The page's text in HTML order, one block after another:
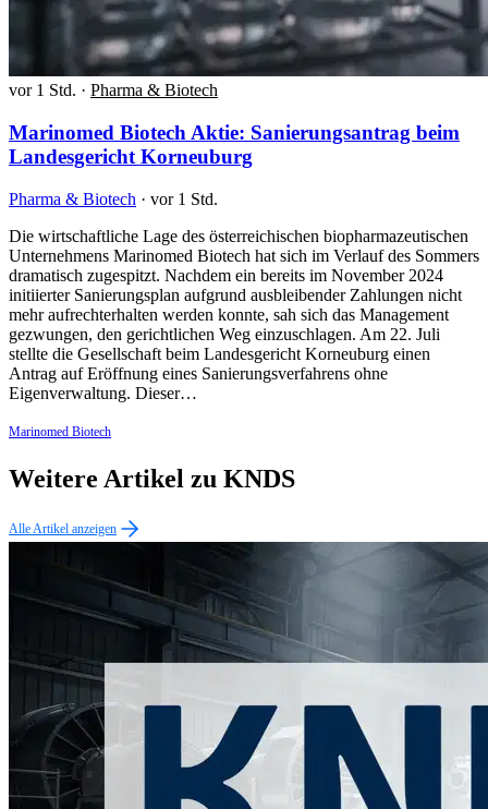
vor 1 Std. · Pharma & Biotech
Marinomed Biotech Aktie: Sanierungsantrag beim
Landesgericht Korneuburg
Pharma & Biotech · vor 1 Std.
Die wirtschaftliche Lage des österreichischen biopharmazeutischen
Unternehmens Marinomed Biotech hat sich im Verlauf des Sommers
dramatisch zugespitzt. Nachdem ein bereits im November 2024
initiierter Sanierungsplan aufgrund ausbleibender Zahlungen nicht
mehr aufrechterhalten werden konnte, sah sich das Management
gezwungen, den gerichtlichen Weg einzuschlagen. Am 22. Juli
stellte die Gesellschaft beim Landesgericht Korneuburg einen
Antrag auf Eröffnung eines Sanierungsverfahrens ohne
Eigenverwaltung. Dieser…
Marinomed Biotech
Weitere Artikel zu KNDS
Alle Artikel anzeigen